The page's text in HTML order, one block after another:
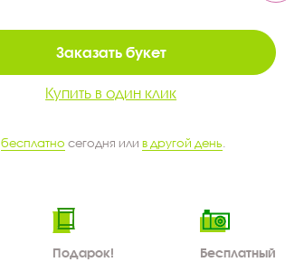
Заказать букет
Купить в один клик
бесплатно сегодня или в другой день
Подарок!
Бесплатный